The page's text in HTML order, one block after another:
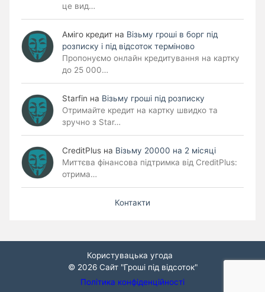
це вид…
Аміго кредит на Візьму гроші в борг під
розписку і під відсоток терміново
Пропонуємо онлайн кредитування на картку
до 25 000…
Starfin на Візьму гроші під розписку
Отримайте кредит на картку швидко та
зручно з Star…
CreditPlus на Візьму 20000 на 2 місяці
Миттєва фінансова підтримка від CreditPlus:
отрима…
Контакти
Користувацька угода
© 2026 Сайт "Гроші під відсоток"
Політика конфіденційності